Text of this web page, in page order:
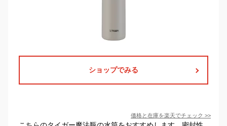
ショップでみる
価格と在庫を楽天でチェック >>